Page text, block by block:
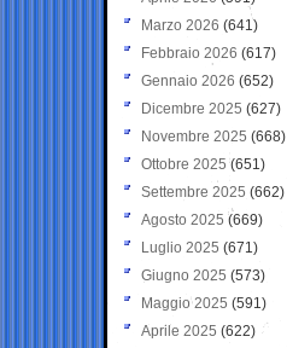
Marzo 2026 (641)
Febbraio 2026 (617)
Gennaio 2026 (652)
Dicembre 2025 (627)
Novembre 2025 (668)
Ottobre 2025 (651)
Settembre 2025 (662)
Agosto 2025 (669)
Luglio 2025 (671)
Giugno 2025 (573)
Maggio 2025 (591)
Aprile 2025 (622)